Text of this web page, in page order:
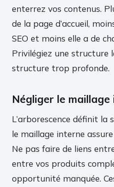
enterrez vos contenus.
de la page d’accueil,
SEO et moins elle a de
Privilégiez une structure
structure trop profonde.
Négliger le maillage
L’arborescence définit
le maillage interne
Ne pas faire de liens
entre vos produits
opportunité manquée.